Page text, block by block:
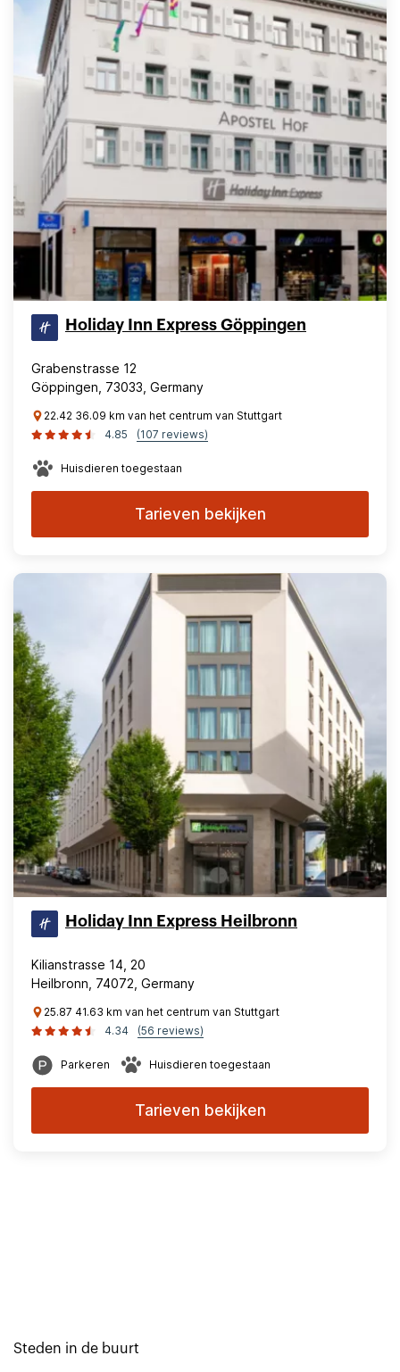
Holiday Inn Express Göppingen
Grabenstrasse 12
Göppingen, 73033, Germany
22.42 36.09 km van het centrum van Stuttgart
4.85
(107 reviews)
Huisdieren toegestaan
Tarieven bekijken
Holiday Inn Express Heilbronn
Kilianstrasse 14, 20
Heilbronn, 74072, Germany
25.87 41.63 km van het centrum van Stuttgart
4.34
(56 reviews)
Parkeren Huisdieren toegestaan
Tarieven bekijken
Steden in de buurt